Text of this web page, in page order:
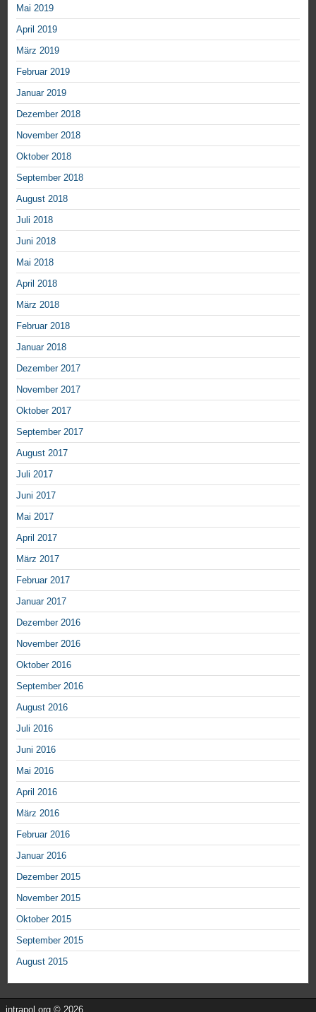
Mai 2019
April 2019
März 2019
Februar 2019
Januar 2019
Dezember 2018
November 2018
Oktober 2018
September 2018
August 2018
Juli 2018
Juni 2018
Mai 2018
April 2018
März 2018
Februar 2018
Januar 2018
Dezember 2017
November 2017
Oktober 2017
September 2017
August 2017
Juli 2017
Juni 2017
Mai 2017
April 2017
März 2017
Februar 2017
Januar 2017
Dezember 2016
November 2016
Oktober 2016
September 2016
August 2016
Juli 2016
Juni 2016
Mai 2016
April 2016
März 2016
Februar 2016
Januar 2016
Dezember 2015
November 2015
Oktober 2015
September 2015
August 2015
intrapol.org © 2026